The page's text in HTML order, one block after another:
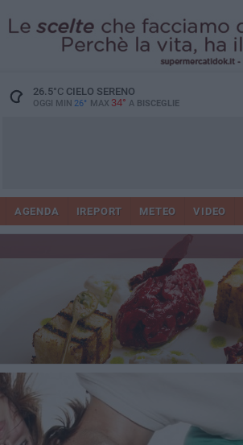
26.5°CCIELO SERENO
OGGI MIN 26° MAX 34° A BISCEGLIE
AGENDA IREPORT METEO VIDEO